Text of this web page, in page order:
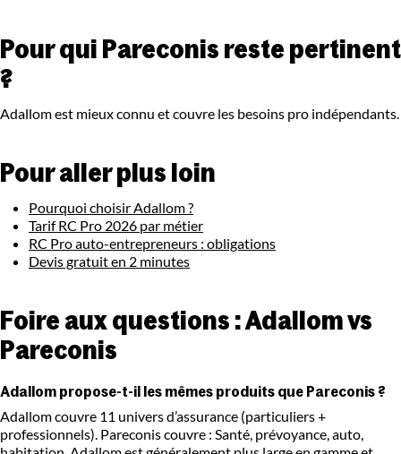
Pour qui Pareconis reste pertinent
?
Adallom est mieux connu et couvre les besoins pro indépendants.
Pour aller plus loin
Pourquoi choisir Adallom ?
Tarif RC Pro 2026 par métier
RC Pro auto-entrepreneurs : obligations
Devis gratuit en 2 minutes
Foire aux questions : Adallom vs
Pareconis
Adallom propose-t-il les mêmes produits que Pareconis ?
Adallom couvre 11 univers d’assurance (particuliers +
professionnels). Pareconis couvre : Santé, prévoyance, auto,